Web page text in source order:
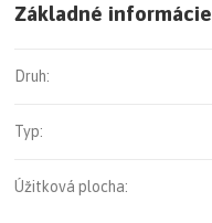
Základné informácie
Druh:
Typ:
Úžitková plocha: